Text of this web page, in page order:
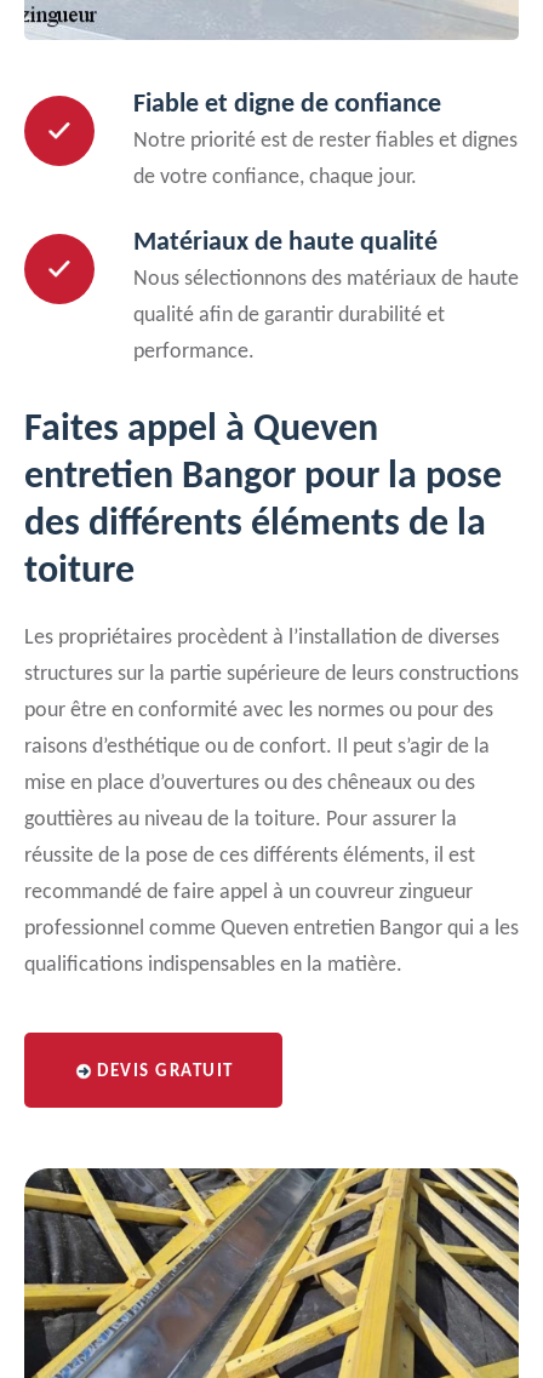
Fiable et digne de confiance
Notre priorité est de rester fiables et dignes
de votre confiance, chaque jour.
Matériaux de haute qualité
Nous sélectionnons des matériaux de haute
qualité afin de garantir durabilité et
performance.
Faites appel à Queven
entretien Bangor pour la pose
des différents éléments de la
toiture
Les propriétaires procèdent à l’installation de diverses
structures sur la partie supérieure de leurs constructions
pour être en conformité avec les normes ou pour des
raisons d’esthétique ou de confort. Il peut s’agir de la
mise en place d’ouvertures ou des chêneaux ou des
gouttières au niveau de la toiture. Pour assurer la
réussite de la pose de ces différents éléments, il est
recommandé de faire appel à un couvreur zingueur
professionnel comme Queven entretien Bangor qui a les
qualifications indispensables en la matière.
DEVIS GRATUIT